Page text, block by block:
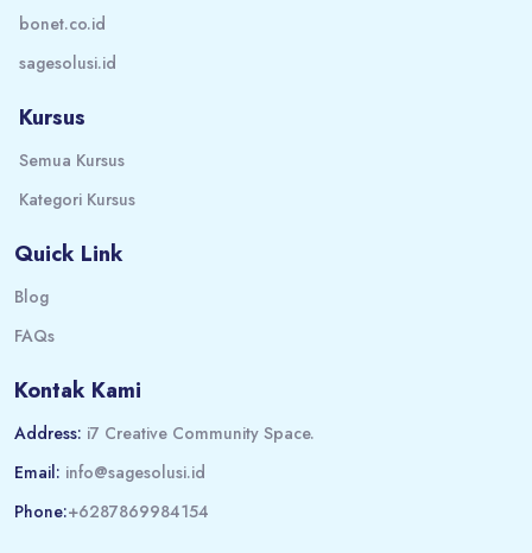
bonet.co.id
sagesolusi.id
Kursus
Semua Kursus
Kategori Kursus
Quick Link
Blog
FAQs
Kontak Kami
Address: i7 Creative Community Space.
Email: info@sagesolusi.id
Phone:+6287869984154